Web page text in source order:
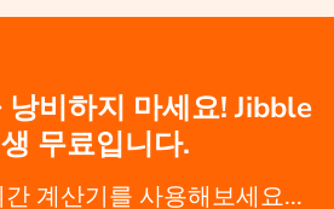
낭비하지 마세요! Jibble
무료입니다.
계산기를 사용해보세요...